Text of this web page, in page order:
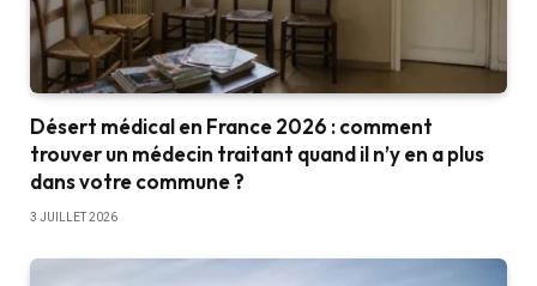
Désert médical en France 2026 : comment
trouver un médecin traitant quand il n’y en a plus
dans votre commune ?
3 JUILLET 2026